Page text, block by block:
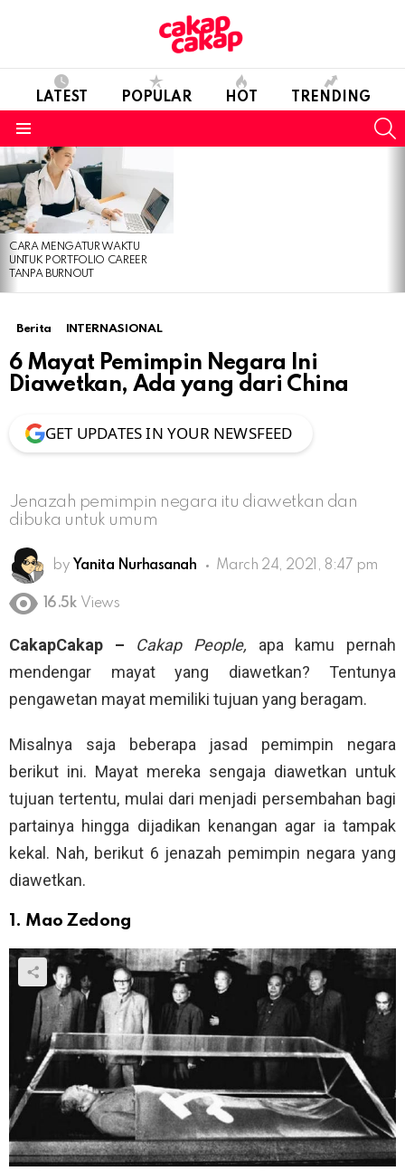
LATEST POPULAR HOT TRENDING
LATEST
STORIES
CARA MENGATUR WAKTU
UNTUK PORTFOLIO CAREER
TANPA BURNOUT
Berita INTERNASIONAL
6 Mayat Pemimpin Negara Ini
Diawetkan, Ada yang dari China
GET UPDATES IN YOUR NEWSFEED
Jenazah pemimpin negara itu diawetkan dan
dibuka untuk umum
by Yanita Nurhasanah March 24, 2021, 8:47 pm
16.5k Views
CakapCakap – Cakap People, apa kamu pernah
mendengar mayat yang diawetkan? Tentunya
pengawetan mayat memiliki tujuan yang beragam.
Misalnya saja beberapa jasad pemimpin negara
berikut ini. Mayat mereka sengaja diawetkan untuk
tujuan tertentu, mulai dari menjadi persembahan bagi
partainya hingga dijadikan kenangan agar ia tampak
kekal. Nah, berikut 6 jenazah pemimpin negara yang
diawetkan.
1. Mao Zedong